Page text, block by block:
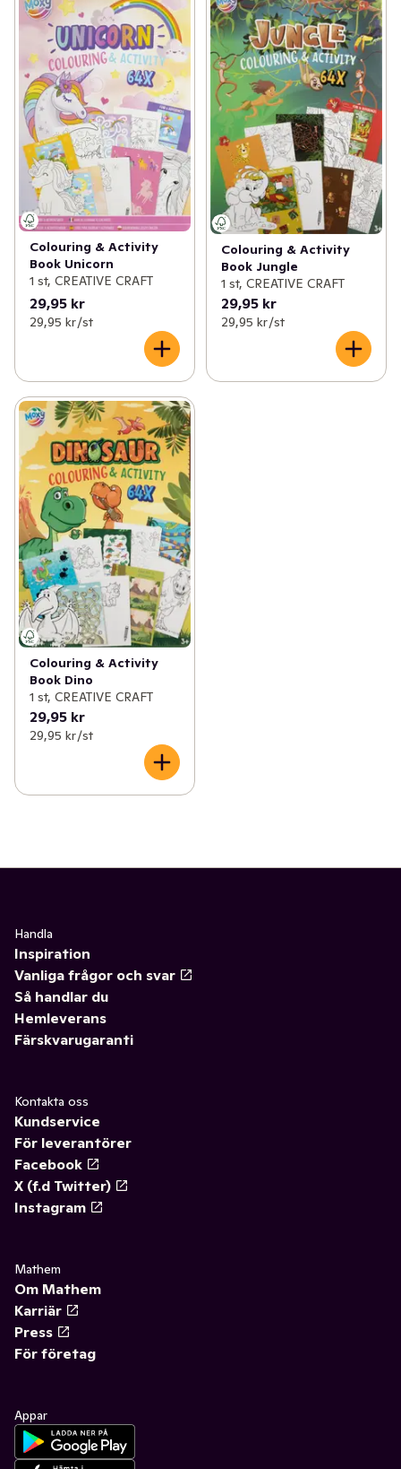
Colouring & Activity
Book Unicorn
1 st, CREATIVE CRAFT
29,95 kr
29,95 kr /st
Colouring & Activity
Book Jungle
1 st, CREATIVE CRAFT
29,95 kr
29,95 kr /st
Colouring & Activity
Book Dino
1 st, CREATIVE CRAFT
29,95 kr
29,95 kr /st
Handla
Inspiration
Vanliga frågor och svar
Så handlar du
Hemleverans
Färskvarugaranti
Kontakta oss
Kundservice
För leverantörer
Facebook
X (f.d Twitter)
Instagram
Mathem
Om Mathem
Karriär
Press
För företag
Appar